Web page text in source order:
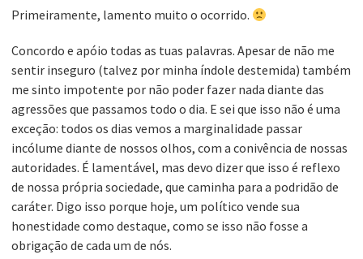
Primeiramente, lamento muito o ocorrido.
Concordo e apóio todas as tuas palavras. Apesar de não me
sentir inseguro (talvez por minha índole destemida) também
me sinto impotente por não poder fazer nada diante das
agressões que passamos todo o dia. E sei que isso não é uma
exceção: todos os dias vemos a marginalidade passar
incólume diante de nossos olhos, com a conivência de nossas
autoridades. É lamentável, mas devo dizer que isso é reflexo
de nossa própria sociedade, que caminha para a podridão de
caráter. Digo isso porque hoje, um político vende sua
honestidade como destaque, como se isso não fosse a
obrigação de cada um de nós.